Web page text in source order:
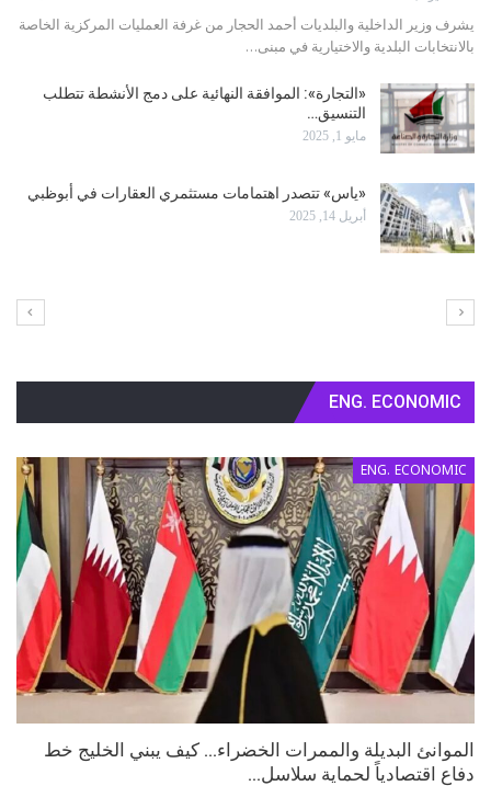
أبريل 9, 2025 0
مع تحديد وزير الداخلية والبلديات أحمد الحجار مواعيد إجراء الانتخابات البلدية
الـ NGO’s خسرت موسم الانتخابات البلدية
أبريل 5, 2025
الانتخابات البلدية: أقلية فقط تريد تأجيلها
ENG. ECONOMIC
ENG. ECONOMIC
الموانئ البديلة والممرات الخضراء… كيف يبني الخليج خط
دفاع اقتصادياً لحماية سلاسل…